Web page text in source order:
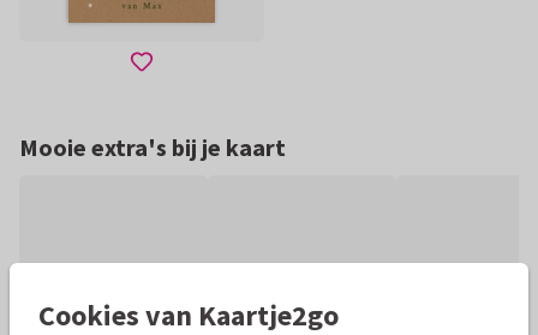
Mooie extra's bij je kaart
Cookies van Kaartje2go